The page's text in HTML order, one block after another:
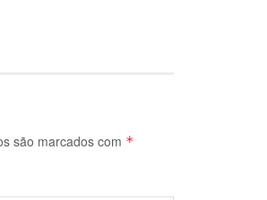
são marcados com *